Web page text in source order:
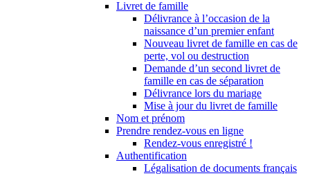
Livret de famille
Délivrance à l’occasion de la
naissance d’un premier enfant
Nouveau livret de famille en cas de
perte, vol ou destruction
Demande d’un second livret de
famille en cas de séparation
Délivrance lors du mariage
Mise à jour du livret de famille
Nom et prénom
Prendre rendez-vous en ligne
Rendez-vous enregistré !
Authentification
Légalisation de documents français